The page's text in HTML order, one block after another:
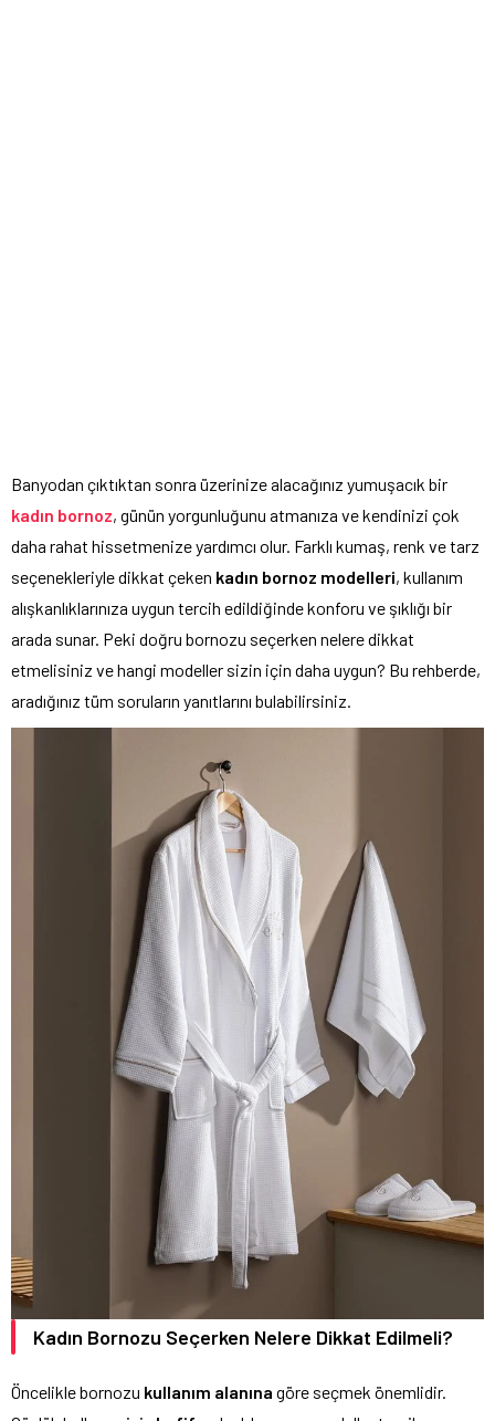
Banyodan çıktıktan sonra üzerinize alacağınız yumuşacık bir
kadın bornoz, günün yorgunluğunu atmanıza ve kendinizi çok
daha rahat hissetmenize yardımcı olur. Farklı kumaş, renk ve tarz
seçenekleriyle dikkat çeken kadın bornoz modelleri, kullanım
alışkanlıklarınıza uygun tercih edildiğinde konforu ve şıklığı bir
arada sunar. Peki doğru bornozu seçerken nelere dikkat
etmelisiniz ve hangi modeller sizin için daha uygun? Bu rehberde,
aradığınız tüm soruların yanıtlarını bulabilirsiniz.
Kadın Bornozu Seçerken Nelere Dikkat Edilmeli?
Öncelikle bornozu kullanım alanına göre seçmek önemlidir.